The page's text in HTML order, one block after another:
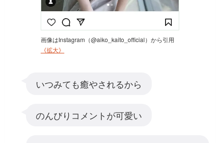
画像はInstagram（@aiko_kaito_official）から引用
《拡大》
いつみても癒やされるから
のんびりコメントが可愛い